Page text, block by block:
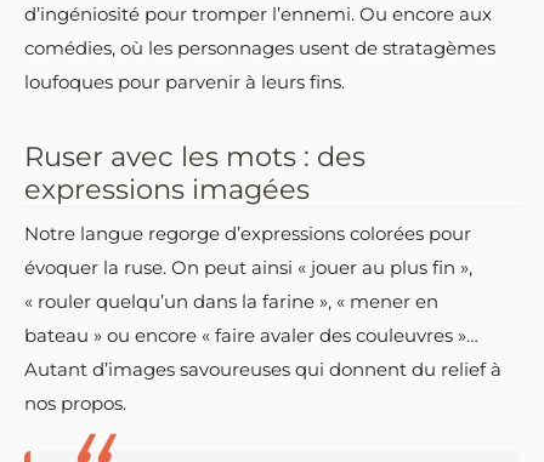
d’ingéniosité pour tromper l’ennemi. Ou encore aux
comédies, où les personnages usent de stratagèmes
loufoques pour parvenir à leurs fins.
Ruser avec les mots : des
expressions imagées
Notre langue regorge d’expressions colorées pour
évoquer la ruse. On peut ainsi « jouer au plus fin »,
« rouler quelqu’un dans la farine », « mener en
bateau » ou encore « faire avaler des couleuvres »…
Autant d’images savoureuses qui donnent du relief à
nos propos.